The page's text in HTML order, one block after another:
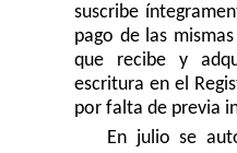
suscribe
pago de las
que recibe y
escritura en el
por falta de previa
En julio se